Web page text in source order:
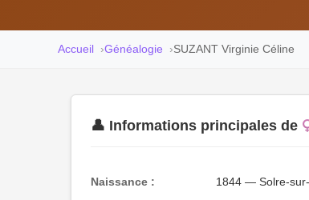
Accueil Généalogie SUZANT Virginie Céline
👤 Informations principales de
Naissance : 1844 — Solre-